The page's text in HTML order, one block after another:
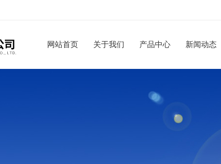
网站首页 关于我们 产品中心 新闻动态